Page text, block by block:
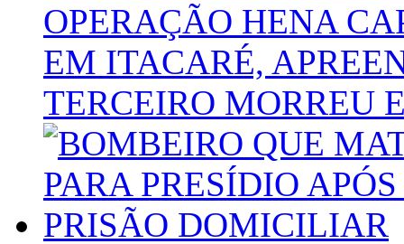
OPERAÇÃO HENA
EM ITACARÉ,
TERCEIRO MORREU